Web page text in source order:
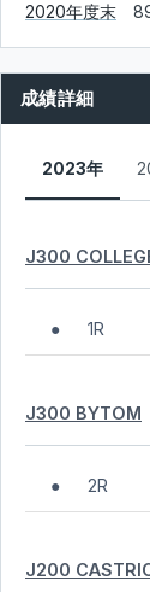
2020年度末
成績詳細
2023年
J300
● 1R
J300 BYTOM
● 2R
J200